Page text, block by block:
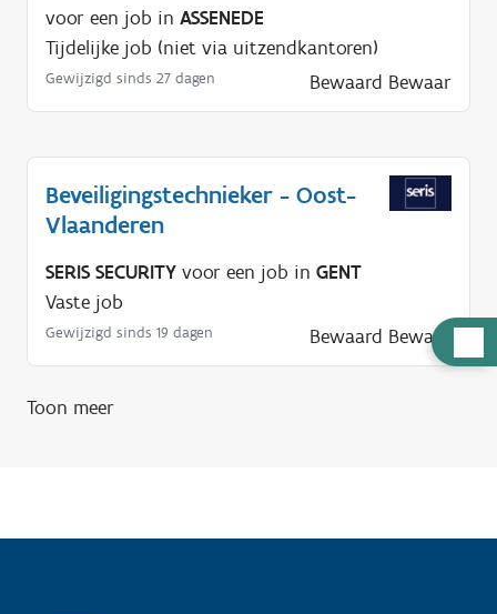
u
voor een job in ASSENEDE
Tijdelijke job (niet via uitzendkantoren)
Gewijzigd sinds 27 dagen Bewaard Bewaar
Beveiligingstechnieker - Oost-
Vlaanderen
SERIS SECURITY voor een job in GENT
Vaste job
Gewijzigd sinds 19 dagen Bewaard Bewaar
Toon meer